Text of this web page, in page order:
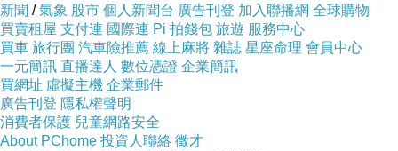
與御殿山首里本店有著那麼不一樣的氛圍，國際
通店屬椅式坐位設計，適合長輩用餐。
店內也擺放著沖繩古時候的器皿，因為2017年11
月才開幕，環境也新穎不少。
新聞 /氣象 股市 個人新聞台 廣告刊登 加入聯播網 全球購物
買賣租屋 支付連 國際連 Pi 拍錢包 旅遊 服務中心
買車 旅行團 汽車險推薦 線上麻將 雜誌 星座命理 會員中心
一元簡訊 直播達人 數位憑證 企業簡訊
買網址 虛擬主機 企業郵件
廣告刊登 隱私權聲明
消費者保護 兒童網路安全
About PChome 投資人聯絡 徵才